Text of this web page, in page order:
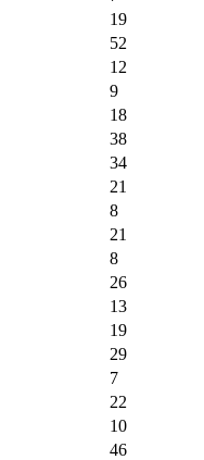
19
52
12
9
18
38
34
21
8
21
8
26
13
19
29
7
22
10
46